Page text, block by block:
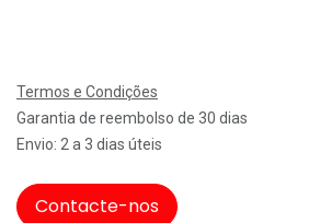
Termos e Condições
Garantia de reembolso de 30 dias
Envio: 2 a 3 dias úteis
Contacte-nos